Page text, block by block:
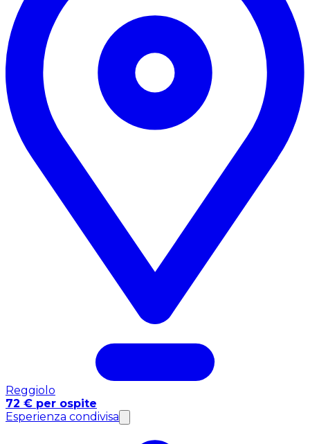
Reggiolo
72 € per ospite
Esperienza condivisa